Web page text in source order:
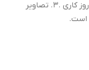
فرمایید. 2. بازه زمانی ارسال این کالا بین7 الی 10 روز کاری .3. تصاویر
است.